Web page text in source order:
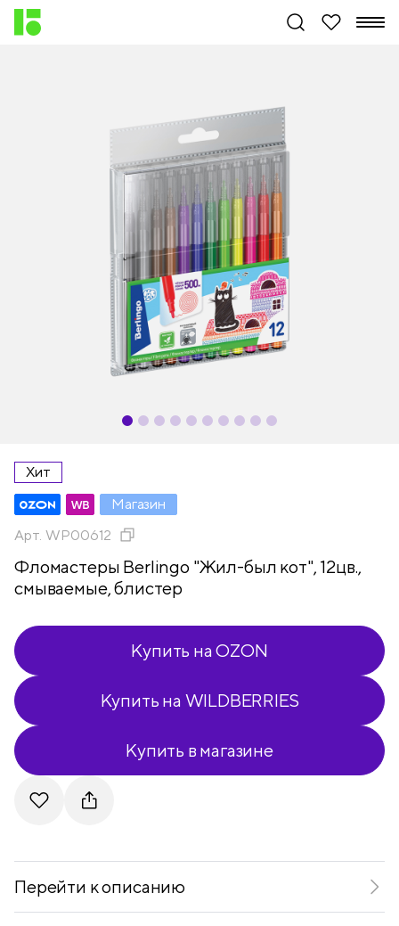
Хит
Магазин
Арт. WP00612
Фломастеры Berlingo "Жил-был кот", 12цв.,
смываемые, блистер
Купить на OZON
Купить на WILDBERRIES
Купить в магазине
Перейти к описанию